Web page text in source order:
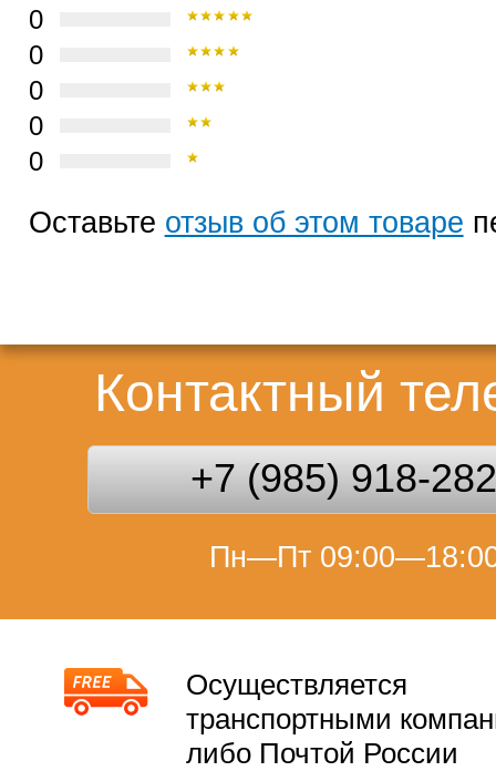
0
0
0
0
0
Оставьте отзыв об этом товаре
Контактный
+7 (985) 918-
Пн—Пт
Осуществляется
транспортными
либо Почтой России